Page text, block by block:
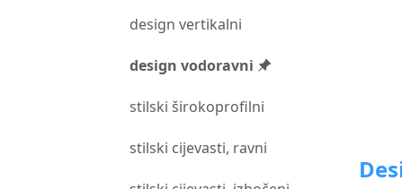
design vertikalni
design vodoravni
stilski širokoprofilni
stilski cijevasti, ravni